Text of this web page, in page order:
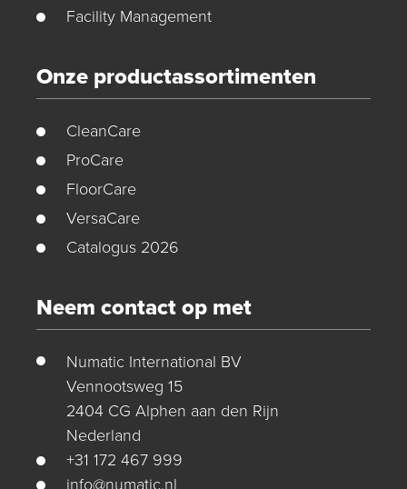
Facility Management
Onze productassortimenten
CleanCare
ProCare
FloorCare
VersaCare
Catalogus 2026
Neem contact op met
Numatic International BV
Vennootsweg 15
2404 CG Alphen aan den Rijn
Nederland
+31 172 467 999